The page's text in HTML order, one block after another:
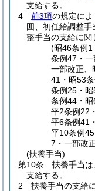
支給する。
4
前3項の規定に
囲、初任給調整
整手当の支給に関
(昭46条例1
条例47・一
一部改正、
41・昭53
条例25・
条例44・
平2条例22
平6条例41
平10条例
7・一部改
(扶養手当)
第10条
扶養手当
支給する。
2
扶養手当の支給